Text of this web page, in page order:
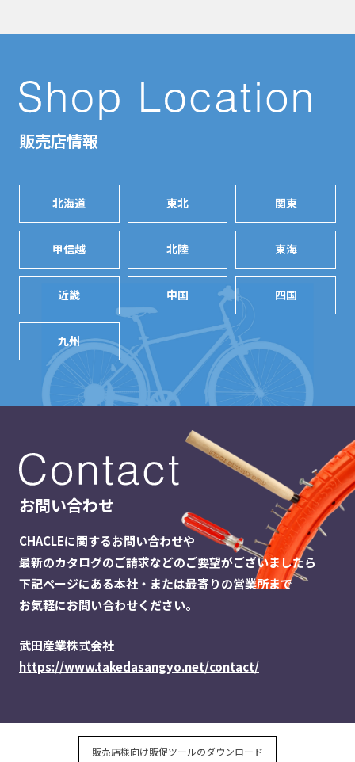
販売店情報
北海道 東北 関東
甲信越 北陸 東海
近畿 中国 四国
九州
お問い合わせ
CHACLEに関するお問い合わせや
最新のカタログのご請求などのご要望がございましたら
下記ページにある本社・または最寄りの営業所まで
お気軽にお問い合わせください。
武田産業株式会社
https://www.takedasangyo.net/contact/
販売店様向け販促ツールのダウンロード